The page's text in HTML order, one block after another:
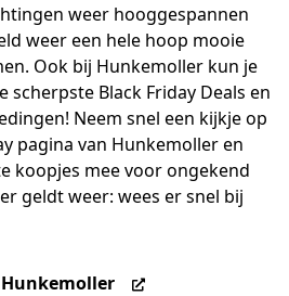
weer hooggespannen
weer een hele hoop mooie
Ook bij Hunkemoller kun je
Black Friday Deals en
Neem snel een kijkje op
pagina van Hunkemoller en
koopjes mee voor ongekend
geldt weer: wees er snel bij